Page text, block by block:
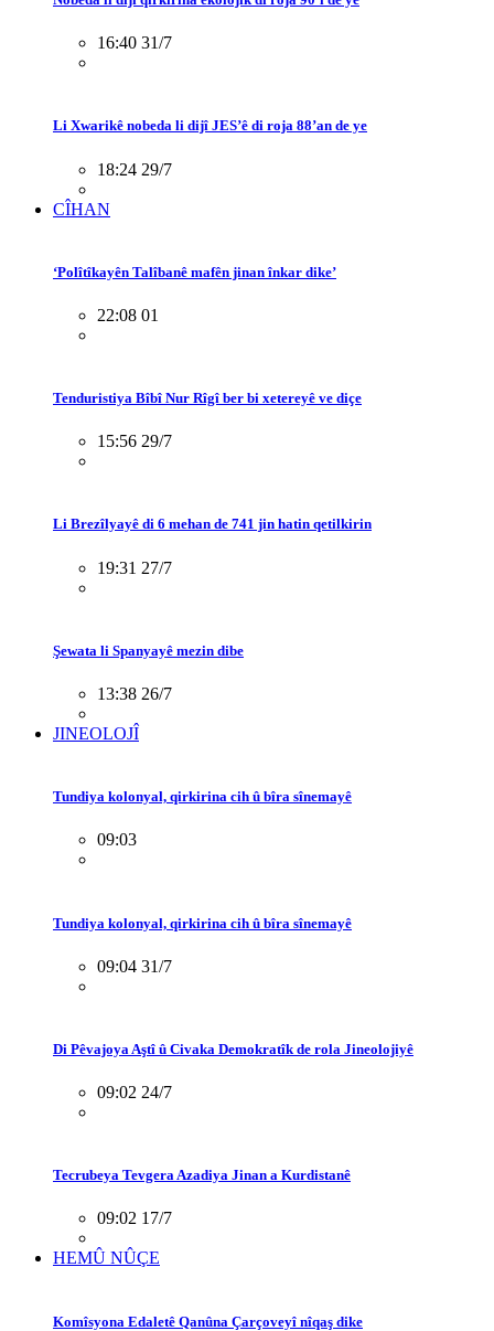
16:40 31/7
Li Xwarikê nobeda li dijî JES’ê di roja 88’an de ye
18:24 29/7
CÎHAN
‘Polîtîkayên Talîbanê mafên jinan înkar dike’
22:08 01
Tenduristiya Bîbî Nur Rîgî ber bi xetereyê ve diçe
15:56 29/7
Li Brezîlyayê di 6 mehan de 741 jin hatin qetilkirin
19:31 27/7
Şewata li Spanyayê mezin dibe
13:38 26/7
JINEOLOJÎ
Tundiya kolonyal, qirkirina cih û bîra sînemayê
09:03
Tundiya kolonyal, qirkirina cih û bîra sînemayê
09:04 31/7
Di Pêvajoya Aştî û Civaka Demokratîk de rola Jineolojiyê
09:02 24/7
Tecrubeya Tevgera Azadiya Jinan a Kurdistanê
09:02 17/7
HEMÛ NÛÇE
Komîsyona Edaletê Qanûna Çarçoveyî nîqaş dike